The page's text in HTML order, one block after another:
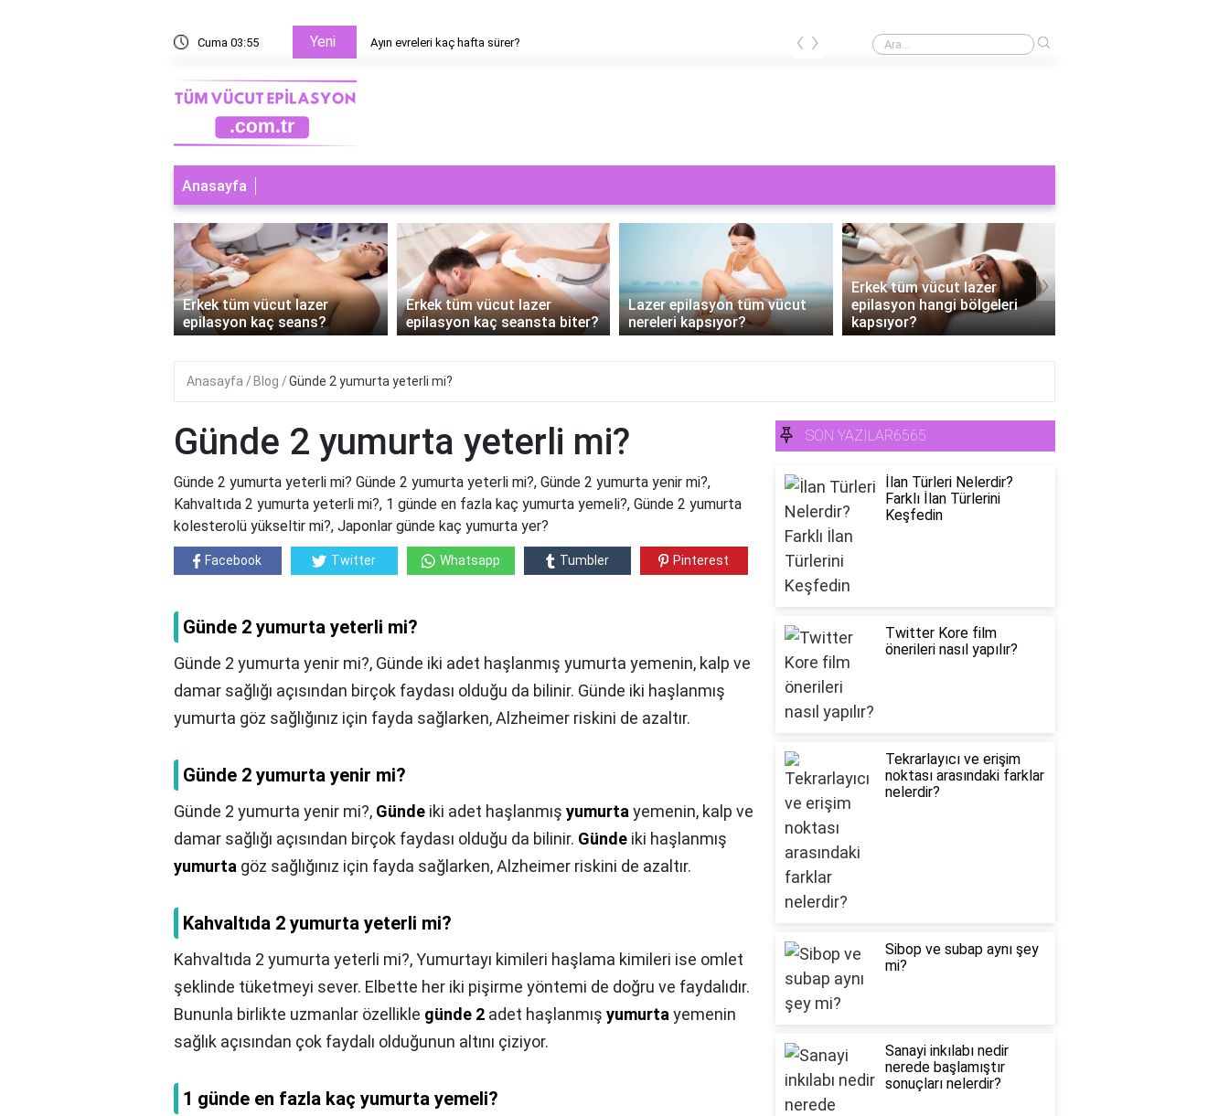
Cuma 03:55 Yeni Ayın evreleri kaç hafta sürer? Cinsel bir şey görmek orucu bozar mı?
‹ ›
Anasayfa
Erkek tüm vücut lazer
epilasyon kaç seans?
Erkek tüm vücut lazer
epilasyon kaç seansta biter?
Lazer epilasyon tüm vücut
nereleri kapsıyor?
Erkek tüm vücut lazer
epilasyon hangi bölgeleri
kapsıyor?
‹ ›
Anasayfa Blog Günde 2 yumurta yeterli mi?
Günde 2 yumurta yeterli mi?
Günde 2 yumurta yeterli mi? Günde 2 yumurta yeterli mi?, Günde 2 yumurta yenir mi?,
Kahvaltıda 2 yumurta yeterli mi?, 1 günde en fazla kaç yumurta yemeli?, Günde 2 yumurta
kolesterolü yükseltir mi?, Japonlar günde kaç yumurta yer?
Facebook Twitter Whatsapp Tumbler Pinterest
Günde 2 yumurta yeterli mi?
Günde 2 yumurta yenir mi?, Günde iki adet haşlanmış yumurta yemenin, kalp ve
damar sağlığı açısından birçok faydası olduğu da bilinir. Günde iki haşlanmış
yumurta göz sağlığınız için fayda sağlarken, Alzheimer riskini de azaltır.
Günde 2 yumurta yenir mi?
Günde 2 yumurta yenir mi?, Günde iki adet haşlanmış yumurtayemenin, kalp ve
damar sağlığı açısından birçok faydası olduğu da bilinir. Günde iki haşlanmış
yumurta göz sağlığınız için fayda sağlarken, Alzheimer riskini de azaltır.
Kahvaltıda 2 yumurta yeterli mi?
Kahvaltıda 2 yumurta yeterli mi?,Yumurtayı kimileri haşlama kimileri ise omlet
şeklinde tüketmeyi sever. Elbette her iki pişirme yöntemi de doğru ve faydalıdır.
Bununla birlikte uzmanlar özellikle günde 2 adet haşlanmış yumurtayemenin
sağlık açısından çok faydalı olduğunun altını çiziyor.
1 günde en fazla kaç yumurta yemeli?
SON YAZILAR6565
İlan Türleri Nelerdir?
Farklı İlan Türlerini
Keşfedin
Twitter Kore film
önerileri nasıl yapılır?
Tekrarlayıcı ve erişim
noktası arasındaki farklar
nelerdir?
Sibop ve subap aynı şey
mi?
Sanayi inkılabı nedir
nerede başlamıştır
sonuçları nelerdir?